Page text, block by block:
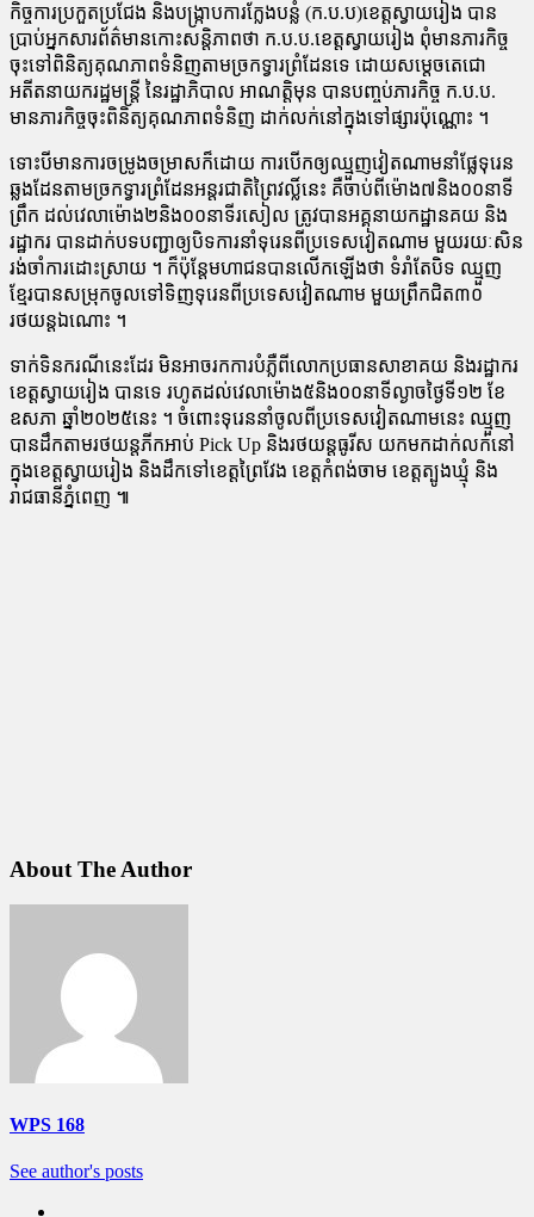
កិច្ចការ​ប្រកួតប្រជែង និង​បង្ក្រាប​ការ​ក្លែងបន្លំ (​ក​.​ប​.​ប​)​ខេត្តស្វាយរៀង បាន​
ប្រាប់​អ្នក​សារព័ត៌មាន​កោះសន្តិភាព​ថា ក​.​ប​.​ប​.​ខេត្តស្វាយរៀង ពុំ​មាន​ភារកិច្ច​
ចុះ​ទៅ​ពិនិត្យ​គុណភាព​ទំនិញ​តាម​ច្រក​ទ្វារ​ព្រំដែន​ទេ ដោយ​សម្តេច​តេ​ជោ
អតីត​នាយក​រដ្ឋមន្ត្រី នៃ​រដ្ឋាភិបាល អាណត្តិ​មុន បាន​បញ្ចប់​ភារកិច្ច ក​.​ប​.​ប​.
មាន​ភារកិច្ច​ចុះ​ពិនិត្យ​គុណភាព​ទំនិញ ដាក់​លក់​នៅ​ក្នុង​ទៅ​ផ្សារ​ប៉ុណ្ណោះ ។
ទោះបី​មានការ​ចម្រូងចម្រាស​ក៏​ដោយ ការ​បើក​ឲ្យ​ឈ្មួញ​វៀតណាម​នាំ​ផ្លែ​ទុរេន​
ឆ្លង​ដែន​តាម​ច្រក​ទ្វារ​ព្រំដែន​អន្តរជាតិ​ព្រៃ​វ​ល្លិ៍​នេះ គឺ​ចាប់ពី​ម៉ោង​៧​និង​០០​នាទី​
ព្រឹក ដល់​វេលា​ម៉ោង​២​និង​០០​នាទី​រសៀល ត្រូវ​បាន​អគ្គនាយកដ្ឋាន​គយ និង​
រដ្ឋាករ បាន​ដាក់​បទបញ្ជា​ឲ្យ​បិទ​ការ​នាំ​ទុរេន​ពី​ប្រទេស​វៀតណាម មួយ​រយៈ​សិន
រង់ចាំ​ការ​ដោះស្រាយ ។ ក៏​ប៉ុន្តែ​មហាជន​បាន​លើក​ឡើង​ថា ទំ​រាំ​តែ​បិទ ឈ្មួញ​
ខ្មែរ​បាន​សម្រុកចូល​ទៅ​ទិញ​ទុរេន​ពី​ប្រទេស​វៀតណាម មួយ​ព្រឹក​ជិត​៣០​
រថយន្ត​ឯណោះ ។
ទាក់ទិន​ករណី​នេះ​ដែរ មិន​អាច​រក​ការ​បំភ្លឺ​ពី​លោក​ប្រធាន​សាខា​គយ និង​រដ្ឋាករ​
ខេត្តស្វាយរៀង បាន​ទេ រហូត​ដល់​វេលា​ម៉ោង​៥​និង​០០​នាទី​ល្ងាច​ថ្ងៃ​ទី​១២ ខែ
ឧសភា ឆ្នាំ​២០២៥​នេះ ។ ចំពោះ​ទុរេន​នាំ​ចូល​ពី​ប្រទេស​វៀតណាម​នេះ ឈ្មួញ​
បាន​ដឹក​តាម​រថយន្ត​ភី​ក​អាប់ Pick Up និង​រថយន្ត​ធូ​រី​ស យក​មក​ដាក់​លក់​នៅ​
ក្នុង​ខេត្តស្វាយរៀង និង​ដឹក​ទៅ​ខេត្តព្រៃវែង ខេត្តកំពង់ចាម ខេត្ត​ត្បូងឃ្មុំ និង​
រាជធានី​ភ្នំពេញ ៕
About The Author
WPS 168
See author's posts